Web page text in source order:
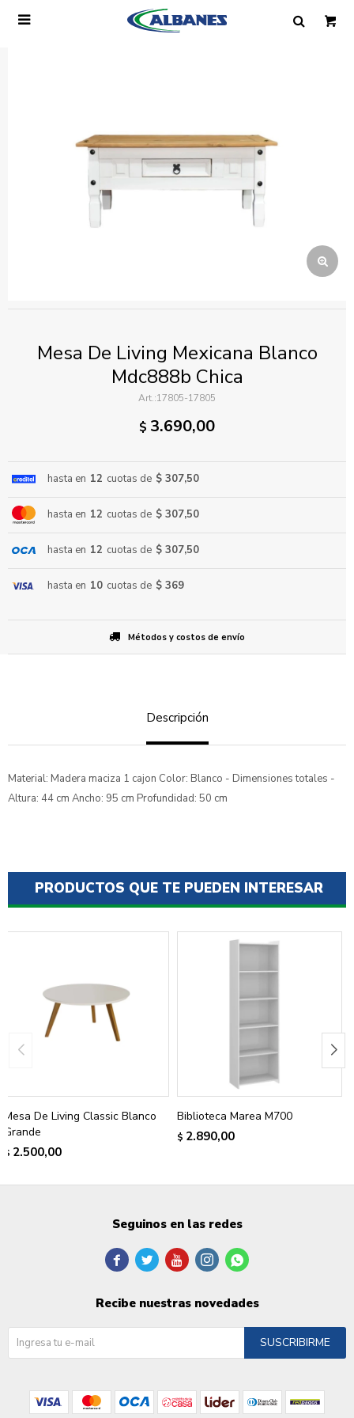

Mesa De Living Mexicana Blanco
Mdc888b Chica
17805-17805
$ 3.690,00
hasta en 12 cuotas de $ 307,50
hasta en 12 cuotas de $ 307,50
hasta en 12 cuotas de $ 307,50
hasta en 10 cuotas de $ 369
Métodos y costos de envío
Descripción
Material: Madera maciza 1 cajon Color: Blanco - Dimensiones totales -
Altura: 44 cm Ancho: 95 cm Profundidad: 50 cm
PRODUCTOS QUE TE PUEDEN INTERESAR
Mesa De Living Classic Blanco
Grande
$ 2.500,00
Biblioteca Marea M700
$ 2.890,00
Correo electrónico
Seguinos en las redes
    
Recibe nuestras novedades
SUSCRIBIRME